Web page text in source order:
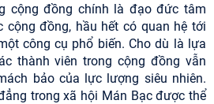
cộng đồng chính là đạo đức tâm
cộng đồng, hầu hết có quan hệ tới
công cụ phổ biến. Cho dù là lựa
thành viên trong cộng đồng vẫn
bảo của lực lượng siêu nhiên.
trong xã hội Mán Bạc được thể